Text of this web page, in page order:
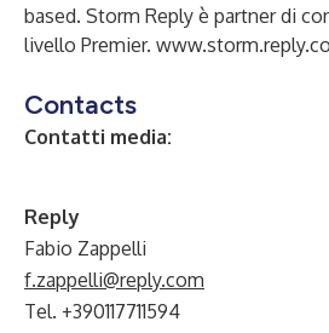
based. Storm Reply è partner di
livello Premier.
Contacts
Contatti media:
Reply
Fabio Zappelli
f.zappelli@reply.com
Tel. +390117711594